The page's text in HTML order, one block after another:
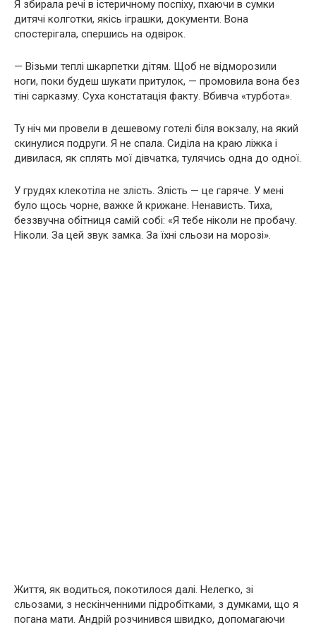
Я збирала речі в істеричному поспіху, пхаючи в сумки
дитячі колготки, якісь іграшки, документи. Вона
спостерігала, спершись на одвірок.
— Візьми теплі шкарпетки дітям. Щоб не відморозили
ноги, поки будеш шукати притулок, — промовила вона без
тіні сарказму. Суха констатація факту. Вбивча «турбота».
Ту ніч ми провели в дешевому готелі біля вокзалу, на який
скинулися подруги. Я не спала. Сиділа на краю ліжка і
дивилася, як сплять мої дівчатка, тулячись одна до одної.
У грудях клекотіла не злість. Злість — це гаряче. У мені
було щось чорне, важке й крижане. Ненависть. Тиха,
беззвучна обітниця самій собі: «Я тебе ніколи не пробачу.
Ніколи. За цей звук замка. За їхні сльози на морозі».
Життя, як водиться, покотилося далі. Нелегко, зі
сльозами, з нескінченними підробітками, з думками, що я
погана мати. Андрій розчинився швидко, допомагаючи